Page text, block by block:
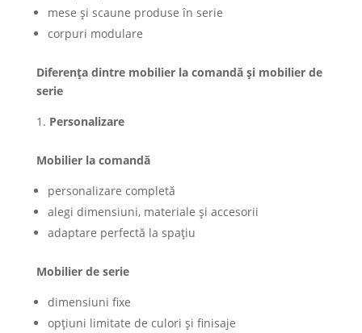
mese și scaune produse în serie
corpuri modulare
Diferența dintre mobilier la comandă și mobilier de
serie
Personalizare
Mobilier la comandă
personalizare completă
alegi dimensiuni, materiale și accesorii
adaptare perfectă la spațiu
Mobilier de serie
dimensiuni fixe
opțiuni limitate de culori și finisaje